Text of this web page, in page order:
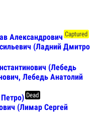
Александрович Captured
(Ладний Дмитро
(Лебедь
Лебедь Анатолий
Dead
(Лимар Сергей